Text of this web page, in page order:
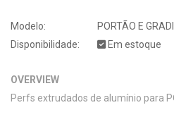
Modelo:
PORTÃO E GRADIL
Disponibilidade:
Em estoque
OVERVIEW
Perfs extrudados de alumínio para